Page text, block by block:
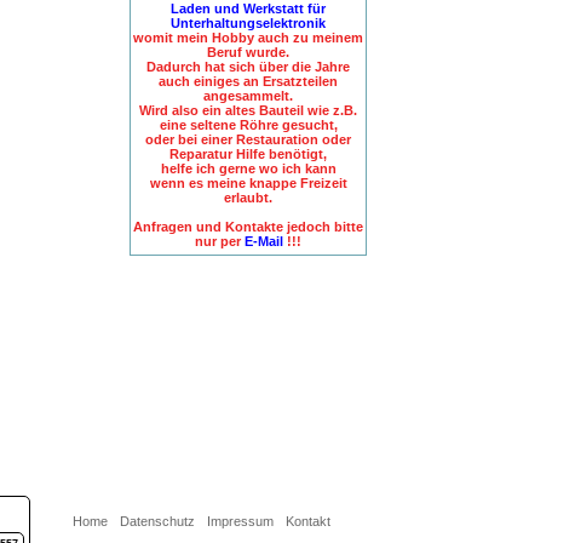
Laden und Werkstatt für
Unterhaltungselektronik
womit mein Hobby auch zu meinem
Beruf wurde.
Dadurch hat sich über die Jahre
auch einiges an Ersatzteilen
angesammelt.
Wird also ein altes Bauteil wie z.B.
eine seltene Röhre gesucht,
oder bei einer Restauration oder
Reparatur Hilfe benötigt,
helfe ich gerne wo ich kann
wenn es meine knappe Freizeit
erlaubt.
Anfragen und Kontakte jedoch bitte
nur per E-Mail !!!
Home Datenschutz Impressum Kontakt